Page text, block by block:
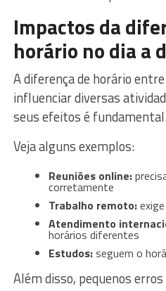
Impactos da
horário no dia a
A diferença de horário
influenciar diversas
seus efeitos é
Veja alguns exemplos:
Reuniões online:
corretamente
Trabalho remoto:
Atendimento
horários diferentes
Estudos:seguem o
Além disso, pequenos